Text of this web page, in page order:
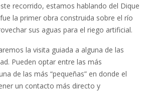
recorrido, estamos hablando del Dique
la primer obra construida sobre el río
sus aguas para el riego artificial.
la visita guiada a alguna de las
Pueden optar entre las más
de las más “pequeñas” en donde el
un contacto más directo y